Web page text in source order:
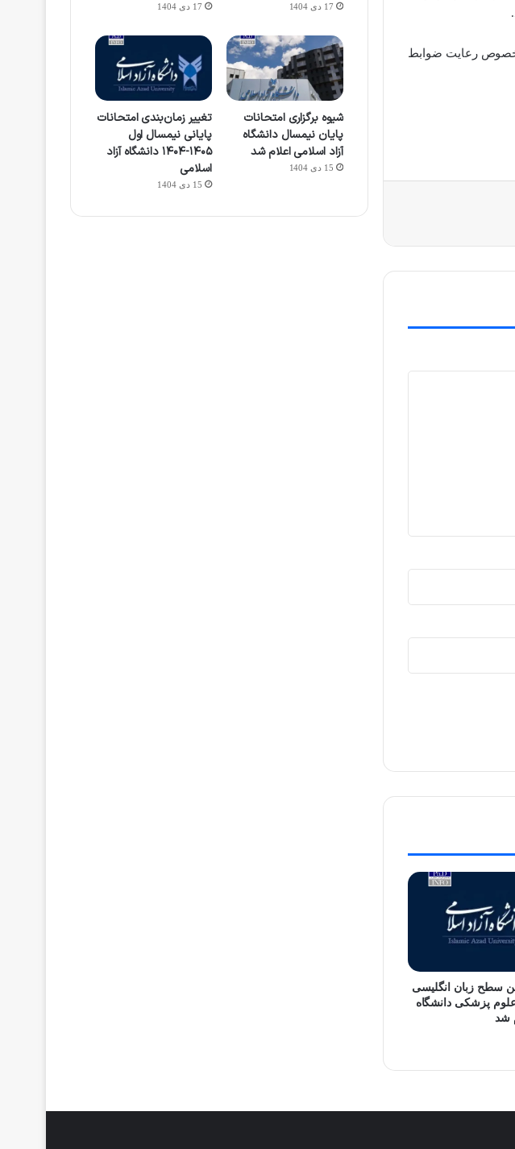
خصوص رعایت ضوابط
سطح زبان انگلیسی
پزشکی دانشگاه
17 دی 1404 17 دی 1404
شیوه برگزاری امتحانات
پایان نیمسال دانشگاه
آزاد اسلامی اعلام شد
15 دی 1404
تغییر زمان‌بندی امتحانات
پایانی نیمسال اول
۱۴۰۵-۱۴۰۴ دانشگاه آزاد
اسلامی
15 دی 1404